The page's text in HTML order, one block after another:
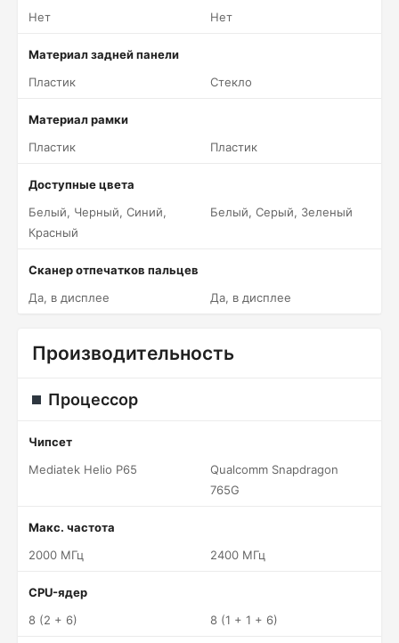
Нет Нет
Материал задней панели
Пластик
Стекло
Материал рамки
Пластик
Пластик
Доступные цвета
Белый, Черный, Синий,
Красный
Белый, Серый, Зеленый
Сканер отпечатков пальцев
Да, в дисплее
Да, в дисплее
Производительность
Процессор
Чипсет
Mediatek Helio P65
Qualcomm Snapdragon
765G
Макс. частота
2000 МГц
2400 МГц
CPU-ядер
8 (2 + 6)
8 (1 + 1 + 6)